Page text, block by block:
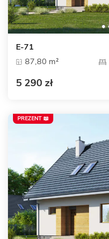
E-71
87,80 m²
5 290 zł
PREZENT 📖